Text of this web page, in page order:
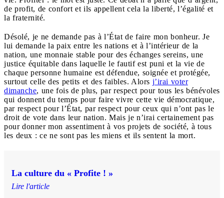
de profit, de confort et ils appellent cela la liberté, l’égalité et
la fraternité.
Désolé, je ne demande pas à l’État de faire mon bonheur. Je
lui demande la paix entre les nations et à l’intérieur de la
nation, une monnaie stable pour des échanges sereins, une
justice équitable dans laquelle le fautif est puni et la vie de
chaque personne humaine est défendue, soignée et protégée,
surtout celle des petits et des faibles. Alors j’irai voter
dimanche, une fois de plus, par respect pour tous les bénévoles
qui donnent du temps pour faire vivre cette vie démocratique,
par respect pour l’État, par respect pour ceux qui n’ont pas le
droit de vote dans leur nation. Mais je n’irai certainement pas
pour donner mon assentiment à vos projets de société, à tous
les deux : ce ne sont pas les miens et ils sentent la mort.
La culture du « Profite ! »
Lire l'article